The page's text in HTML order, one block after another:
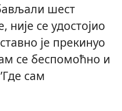
шест
се удостојио
је прекинуо
се беспомоћно и
сам